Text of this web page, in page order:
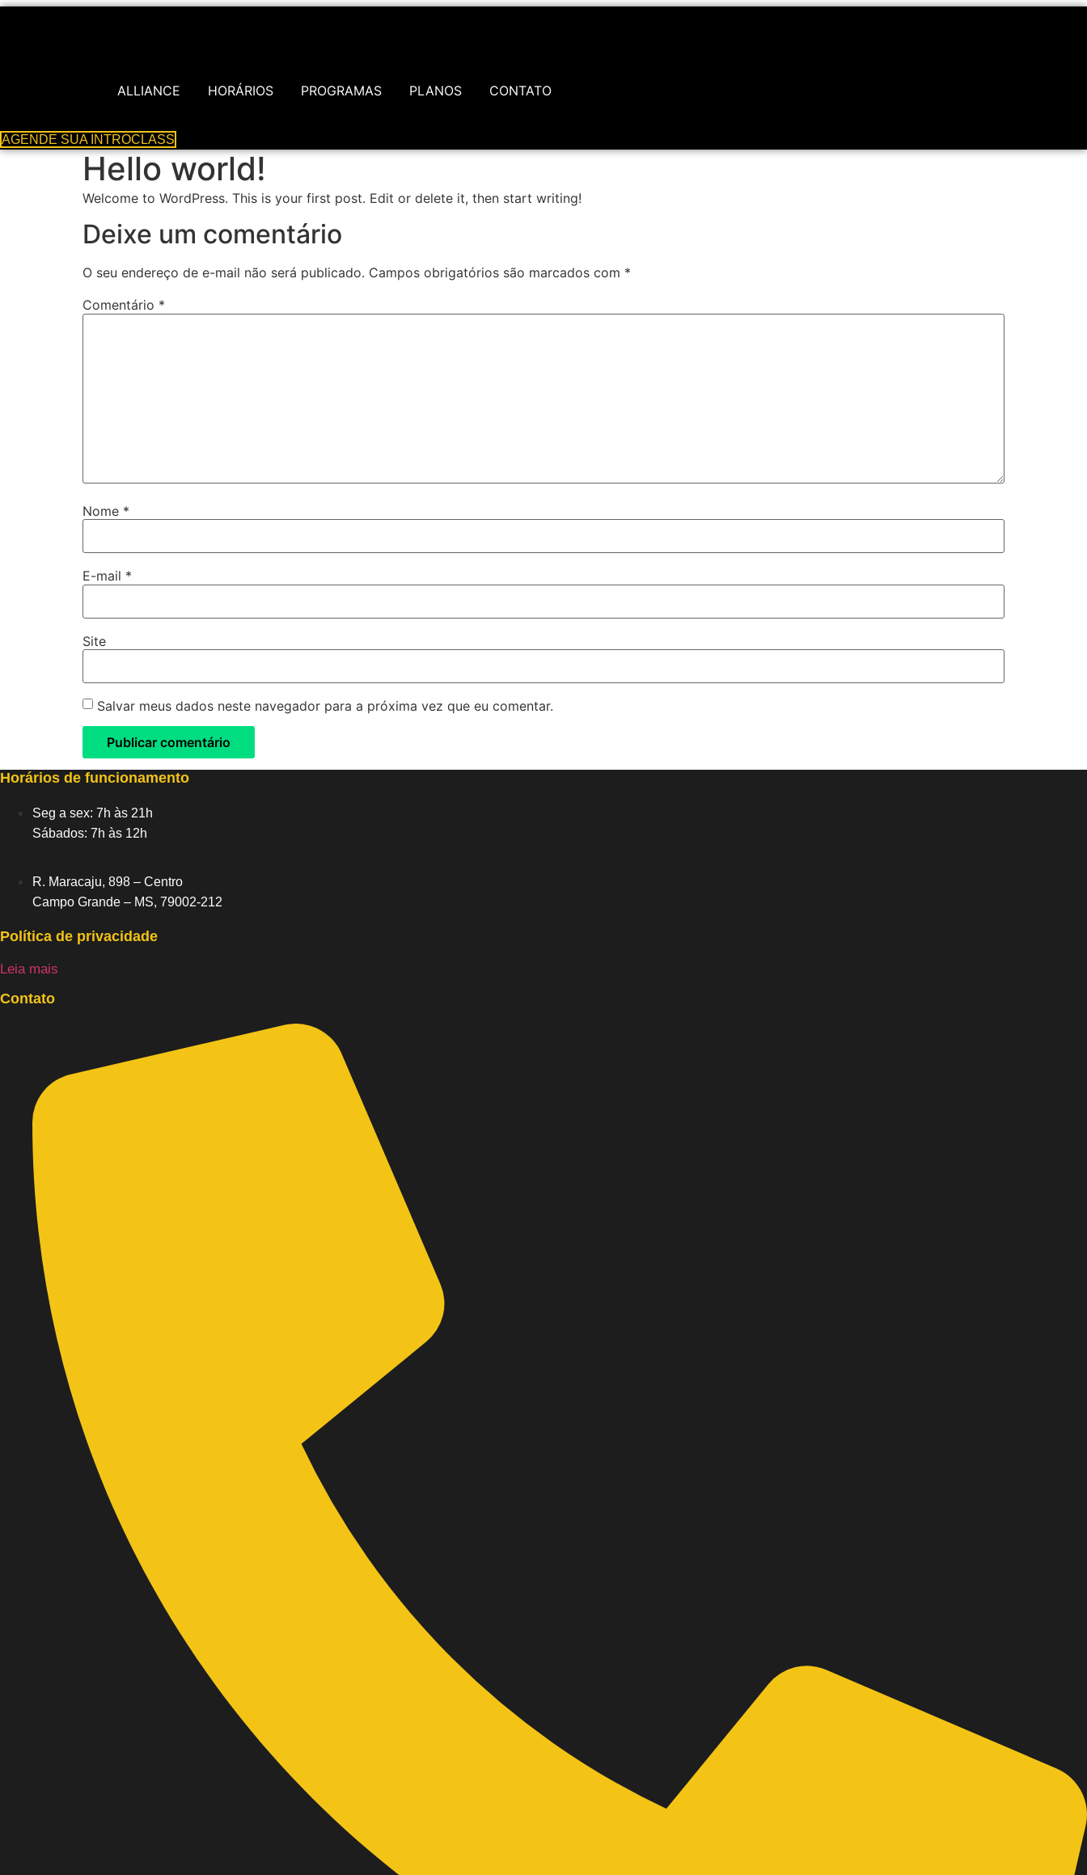
ALLIANCE HORÁRIOS PROGRAMAS PLANOS CONTATO
AGENDE SUA INTROCLASS
Hello world!
Welcome to WordPress. This is your first post. Edit or delete it, then start writing!
Deixe um comentário
O seu endereço de e-mail não será publicado. Campos obrigatórios são marcados com *
Comentário *
Nome *
E-mail *
Site
Salvar meus dados neste navegador para a próxima vez que eu comentar.
Horários de funcionamento
Seg a sex: 7h às 21h
Sábados: 7h às 12h
R. Maracaju, 898 – Centro
Campo Grande – MS, 79002-212
Política de privacidade
Leia mais
Contato